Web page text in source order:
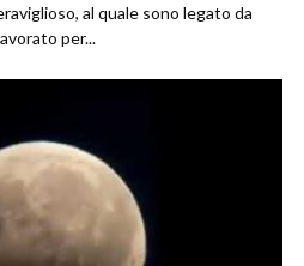
al quale sono legato da
per...